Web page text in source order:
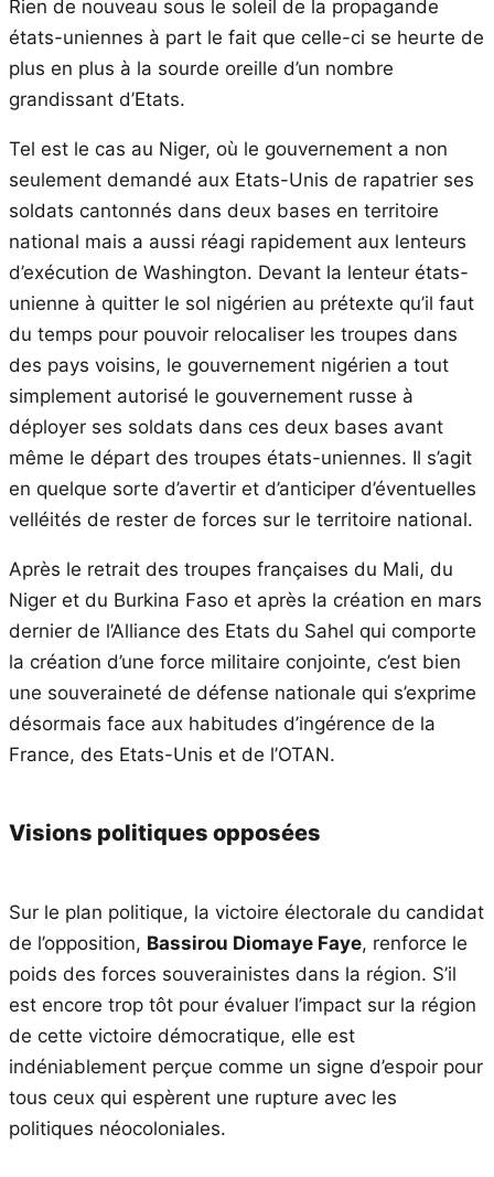
Rien de nouveau sous le soleil de la propagande
états-uniennes à part le fait que celle-ci se heurte de
plus en plus à la sourde oreille d’un nombre
grandissant d’Etats.
Tel est le cas au Niger, où le gouvernement a non
seulement demandé aux Etats-Unis de rapatrier ses
soldats cantonnés dans deux bases en territoire
national mais a aussi réagi rapidement aux lenteurs
d’exécution de Washington. Devant la lenteur états-
unienne à quitter le sol nigérien au prétexte qu’il faut
du temps pour pouvoir relocaliser les troupes dans
des pays voisins, le gouvernement nigérien a tout
simplement autorisé le gouvernement russe à
déployer ses soldats dans ces deux bases avant
même le départ des troupes états-uniennes. Il s’agit
en quelque sorte d’avertir et d’anticiper d’éventuelles
velléités de rester de forces sur le territoire national.
Après le retrait des troupes françaises du Mali, du
Niger et du Burkina Faso et après la création en mars
dernier de l’Alliance des Etats du Sahel qui comporte
la création d’une force militaire conjointe, c’est bien
une souveraineté de défense nationale qui s’exprime
désormais face aux habitudes d’ingérence de la
France, des Etats-Unis et de l’OTAN.
Visions politiques opposées
Sur le plan politique, la victoire électorale du candidat
de l’opposition, Bassirou Diomaye Faye, renforce le
poids des forces souverainistes dans la région. S’il
est encore trop tôt pour évaluer l’impact sur la région
de cette victoire démocratique, elle est
indéniablement perçue comme un signe d’espoir pour
tous ceux qui espèrent une rupture avec les
politiques néocoloniales.